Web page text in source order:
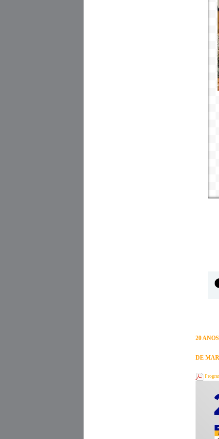
20
DE